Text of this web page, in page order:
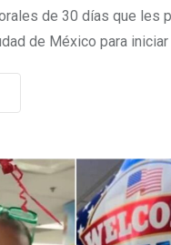
de 30 días que les
de México para